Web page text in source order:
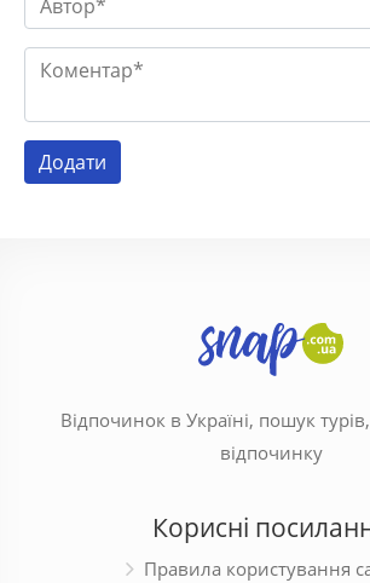
Відпочинок в Україні, пошук
відпочинку
Корисні
Правила користування